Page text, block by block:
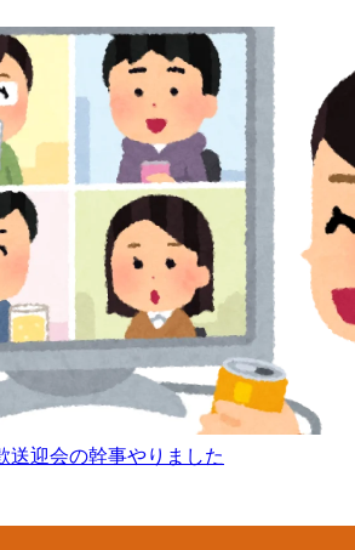
送迎会の幹事やりました